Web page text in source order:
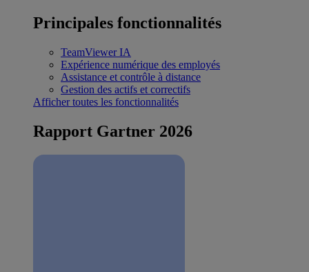
Principales fonctionnalités
TeamViewer IA
Expérience numérique des employés
Assistance et contrôle à distance
Gestion des actifs et correctifs
Afficher toutes les fonctionnalités
Rapport Gartner 2026